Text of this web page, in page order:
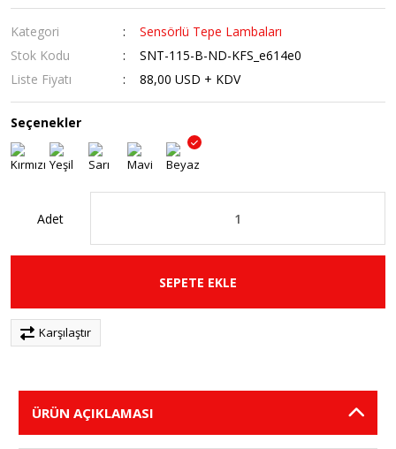
Kategori
Sensörlü Tepe Lambaları
Stok Kodu
SNT-115-B-ND-KFS_e614e0
Liste Fiyatı
88,00 USD + KDV
Seçenekler
Adet
SEPETE EKLE
Karşılaştır
ÜRÜN AÇIKLAMASI